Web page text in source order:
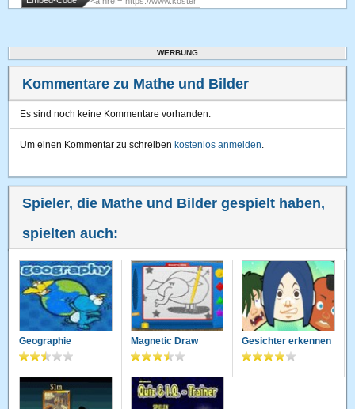
WERBUNG
Kommentare zu Mathe und Bilder
Es sind noch keine Kommentare vorhanden.
Um einen Kommentar zu schreiben kostenlos anmelden.
Spieler, die Mathe und Bilder gespielt haben,
spielten auch:
Geographie Magnetic Draw Gesichter erkennen